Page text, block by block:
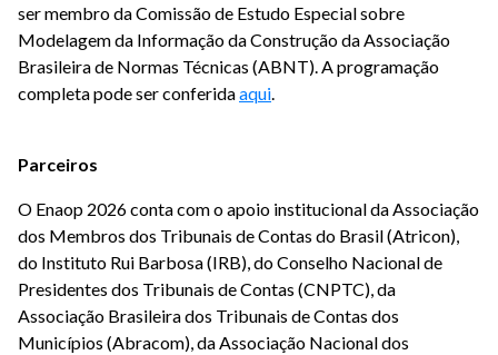
ser membro da Comissão de Estudo Especial sobre
Modelagem da Informação da Construção da Associação
Brasileira de Normas Técnicas (ABNT). A programação
completa pode ser conferidaaqui.
Parceiros
O Enaop 2026 conta com o apoio institucional da Associação
dos Membros dos Tribunais de Contas do Brasil (Atricon),
do Instituto Rui Barbosa (IRB), do Conselho Nacional de
Presidentes dos Tribunais de Contas (CNPTC), da
Associação Brasileira dos Tribunais de Contas dos
Municípios (Abracom), da Associação Nacional dos